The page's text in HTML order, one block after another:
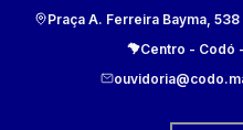
Praça A. Ferreira Bayma, 538
Centro - Codó -